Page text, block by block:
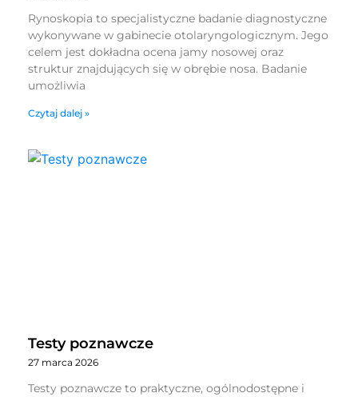
Rynoskopia to specjalistyczne badanie diagnostyczne
wykonywane w gabinecie otolaryngologicznym. Jego
celem jest dokładna ocena jamy nosowej oraz
struktur znajdujących się w obrębie nosa. Badanie
umożliwia
Czytaj dalej »
Testy poznawcze
27 marca 2026
Testy poznawcze to praktyczne, ogólnodostępne i